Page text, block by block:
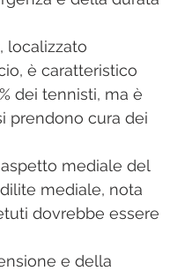
localizzato
è caratteristico
dei tennisti, ma è
prendono cura dei
mediale del
mediale, nota
dovrebbe essere
e della